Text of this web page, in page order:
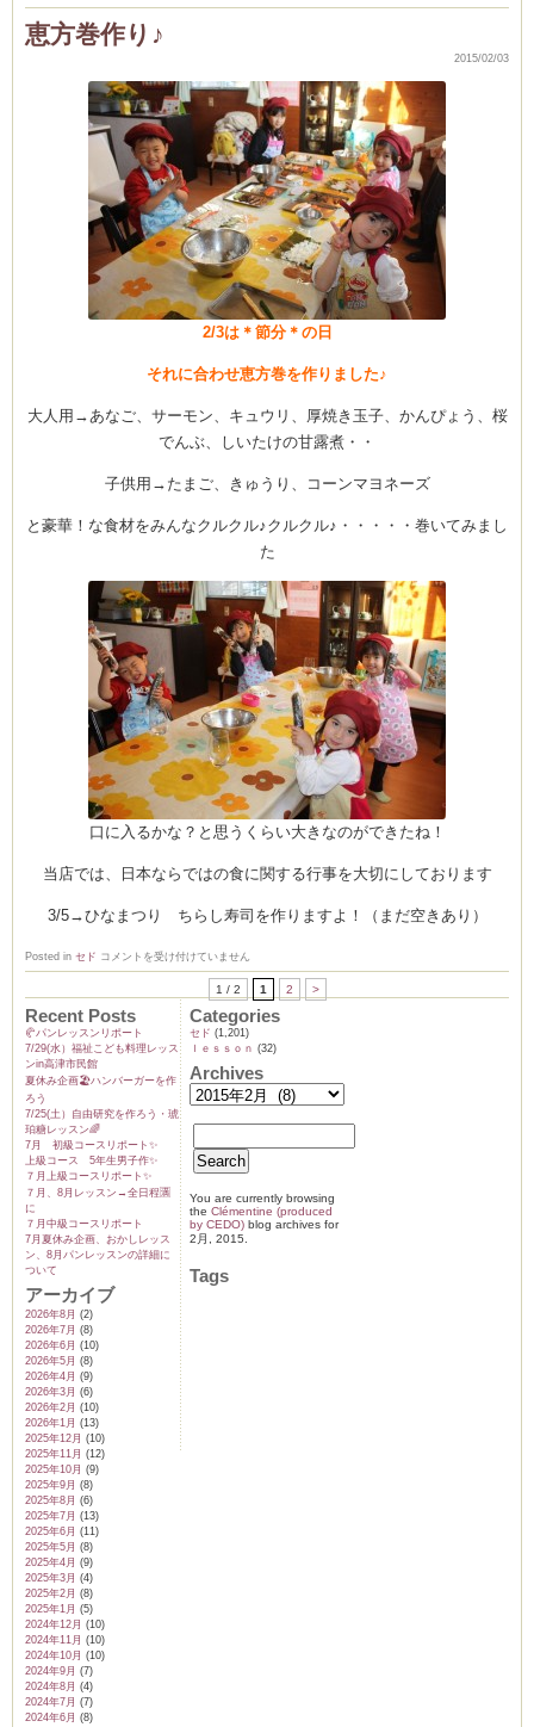
レ
ッ
は
恵方巻作り♪
2015/02/03
2/3は＊節分＊の日
それに合わせ恵方巻を作りました♪
大人用→あなご、サーモン、キュウリ、厚焼き玉子、かんぴょう、桜
でんぶ、しいたけの甘露煮・・
子供用→たまご、きゅうり、コーンマヨネーズ
と豪華！な食材をみんなクルクル♪クルクル♪・・・・・巻いてみまし
た
口に入るかな？と思うくらい大きなのができたね！
当店では、日本ならではの食に関する行事を大切にしております
3/5→ひなまつり ちらし寿司を作りますよ！（まだ空きあり）
Posted in セド 恵
方
作
り
♪
は
コメントを受け付けていません
1 / 2 1 2 >
Recent Posts
🥐パンレッスンリポート
7/29(水）福祉こども料理レッス
ンin高津市民館
夏休み企画🏖️ハンバーガーを作
ろう
7/25(土）自由研究を作ろう・琥
珀糖レッスン🌈
7月 初級コースリポート✨️
上級コース 5年生男子作✨️
７月上級コースリポート✨️
７月、8月レッスン→全日程🈵
に
７月中級コースリポート
7月夏休み企画、おかしレッス
ン、8月パンレッスンの詳細に
ついて
アーカイブ
2026年8月 (2)
2026年7月 (8)
2026年6月 (10)
2026年5月 (8)
2026年4月 (9)
2026年3月 (6)
2026年2月 (10)
2026年1月 (13)
2025年12月 (10)
2025年11月 (12)
2025年10月 (9)
2025年9月 (8)
2025年8月 (6)
2025年7月 (13)
2025年6月 (11)
2025年5月 (8)
2025年4月 (9)
2025年3月 (4)
2025年2月 (8)
2025年1月 (5)
2024年12月 (10)
2024年11月 (10)
2024年10月 (10)
2024年9月 (7)
2024年8月 (4)
2024年7月 (7)
2024年6月 (8)
Categories
セド (1,201)
ｌｅｓｓｏｎ (32)
Archives
You are currently browsing
the Clémentine (produced
by CEDO)blog archives for
2月, 2015.
Tags